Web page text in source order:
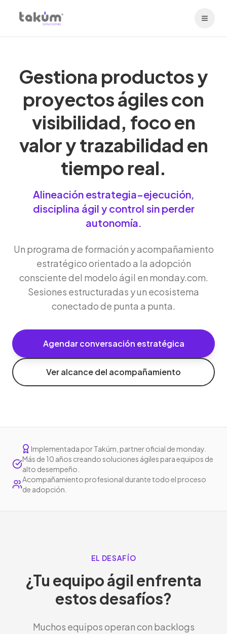
Gestiona productos y
proyectos ágiles con
visibilidad, foco en
valor y trazabilidad en
tiempo real.
Alineación estrategia–ejecución,
disciplina ágil y control sin perder
autonomía.
Un programa de formación y acompañamiento
estratégico orientado a la adopción
consciente del modelo ágil en monday.com.
Sesiones estructuradas y un ecosistema
conectado de punta a punta.
Agendar conversación estratégica
Ver alcance del acompañamiento
Implementada por Takúm, partner oficial de monday.
Más de 10 años creando soluciones ágiles para equipos de
alto desempeño.
Acompañamiento profesional durante todo el proceso
de adopción.
EL DESAFÍO
¿Tu equipo ágil enfrenta
estos desafíos?
Muchos equipos operan con backlogs